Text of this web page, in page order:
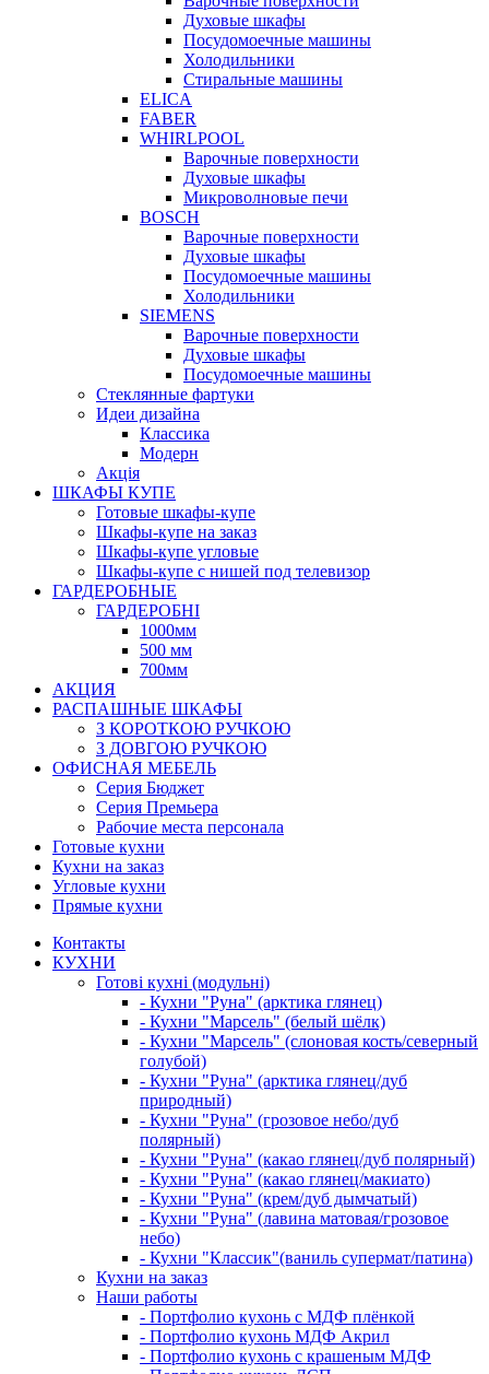
Духовые шкафы
Посудомоечные машины
Холодильники
Стиральные машины
ELICA
FABER
WHIRLPOOL
Варочные поверхности
Духовые шкафы
Микроволновые печи
BOSCH
Варочные поверхности
Духовые шкафы
Посудомоечные машины
Холодильники
SIEMENS
Варочные поверхности
Духовые шкафы
Посудомоечные машины
Стеклянные фартуки
Идеи дизайна
Класcика
Модерн
Акція
ШКАФЫ КУПЕ
Готовые шкафы-купе
Шкафы-купе на заказ
Шкафы-купе угловые
Шкафы-купе с нишей под телевизор
ГАРДЕРОБНЫЕ
ГАРДЕРОБНІ
1000мм
500 мм
700мм
АКЦИЯ
РАСПАШНЫЕ ШКАФЫ
З КОРОТКОЮ РУЧКОЮ
З ДОВГОЮ РУЧКОЮ
ОФИСНАЯ МЕБЕЛЬ
Серия Бюджет
Серия Премьера
Рабочие места персонала
Готовые кухни
Кухни на заказ
Угловые кухни
Прямые кухни
Контакты
КУХНИ
Готові кухні (модульні)
- Кухни "Руна" (арктика глянец)
- Кухни "Марсель" (белый шёлк)
- Кухни "Марсель" (слоновая кость/северный
голубой)
- Кухни "Руна" (арктика глянец/дуб
природный)
- Кухни "Руна" (грозовое небо/дуб
полярный)
- Кухни "Руна" (какао глянец/дуб полярный)
- Кухни "Руна" (какао глянец/макиато)
- Кухни "Руна" (крем/дуб дымчатый)
- Кухни "Руна" (лавина матовая/грозовое
небо)
- Кухни "Классик"(ваниль супермат/патина)
Кухни на заказ
Наши работы
- Портфолио кухонь с МДФ плёнкой
- Портфолио кухонь МДФ Акрил
- Портфолио кухонь с крашеным МДФ